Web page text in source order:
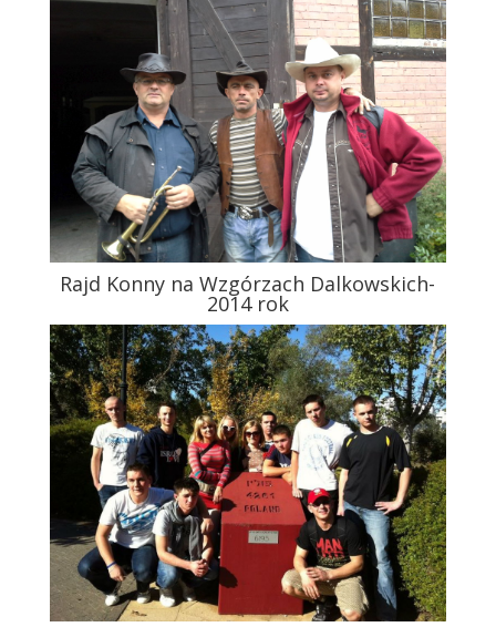
Rajd Konny na Wzgórzach Dalkowskich-
2014 rok